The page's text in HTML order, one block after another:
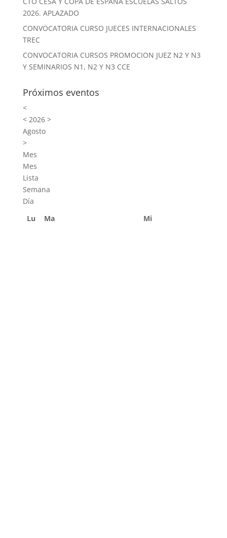
2026. APLAZADO
CONVOCATORIA CURSO JUECES INTERNACIONALES
TREC
CONVOCATORIA CURSOS PROMOCION JUEZ N2 Y N3
Y SEMINARIOS N1, N2 Y N3 CCE
Próximos eventos
<
<2026 >
Agosto
>
Mes
Mes
Lista
Semana
Día
Lu
Ma Mi